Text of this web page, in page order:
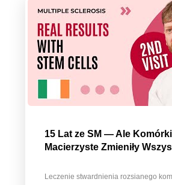
15 Lat ze SM — Ale Komórki
Macierzyste Zmieniły
Leczenie stwardnienia rozsianego